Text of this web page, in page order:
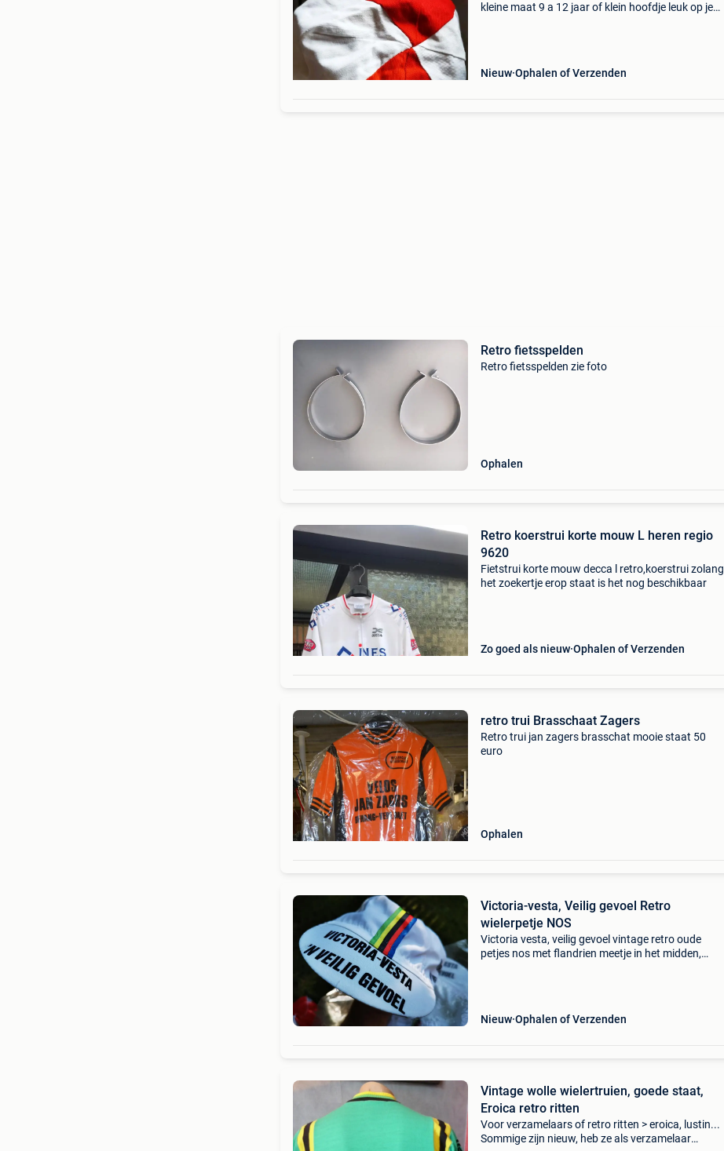
kleine maat 9 a 12 jaar of klein hoofdje leuk op je
Nieuw Ophalen of Verzenden
Retro fietsspelden
Retro fietsspelden zie foto
Ophalen
Retro koerstrui korte mouw L heren regio
9620
Fietstrui korte mouw decca l retro,koerstrui zolang
het zoekertje erop staat is het nog beschikbaar
Zo goed als nieuw Ophalen of Verzenden
retro trui Brasschaat Zagers
Retro trui jan zagers brasschat mooie staat 50
euro
Ophalen
Victoria-vesta, Veilig gevoel Retro
wielerpetje NOS
Victoria vesta, veilig gevoel vintage retro oude
petjes nos met flandrien meetje in het midden,
Nieuw Ophalen of Verzenden
Vintage wolle wielertruien, goede staat,
Eroica retro ritten
Voor verzamelaars of retro ritten > eroica, lustin...
Sommige zijn nieuw, heb ze als verzamelaar